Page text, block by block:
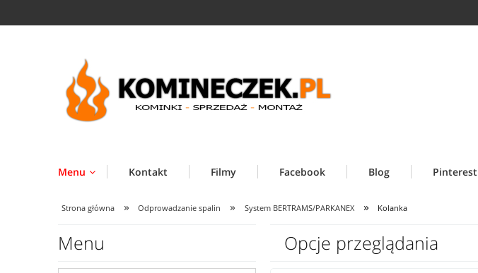
Menu Kontakt Filmy Facebook Blog Pinterest
Strona główna » Odprowadzanie spalin » System BERTRAMS/PARKANEX » Kolanka
Menu Opcje przeglądania